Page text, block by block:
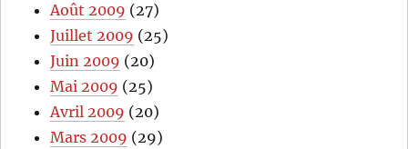
Août 2009 (27)
Juillet 2009 (25)
Juin 2009 (20)
Mai 2009 (25)
Avril 2009 (20)
Mars 2009 (29)